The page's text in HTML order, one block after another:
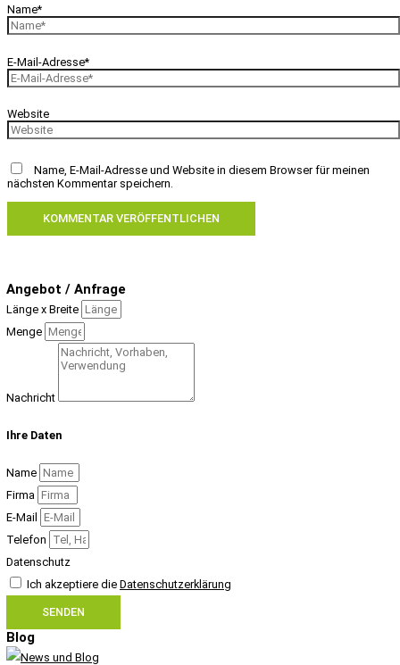
Name*
E-Mail-Adresse*
Website
Name, E-Mail-Adresse und Website in diesem Browser für meinen
nächsten Kommentar speichern.
Angebot / Anfrage
Länge x Breite
Menge
Nachricht
Ihre Daten
Name
Firma
E-Mail
Telefon
Datenschutz
Ich akzeptiere die Datenschutzerklärung
SENDEN
Blog